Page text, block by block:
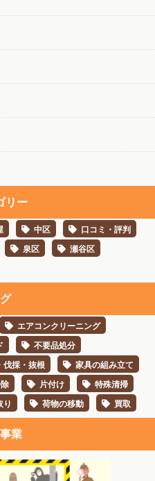
リー
中区
口コミ・評判
泉区
瀬谷区
エアコンクリーニング
不要品処分
伐採・抜根
家具の組み立て
片付け
特殊清掃
り 荷物の移動 買取
業